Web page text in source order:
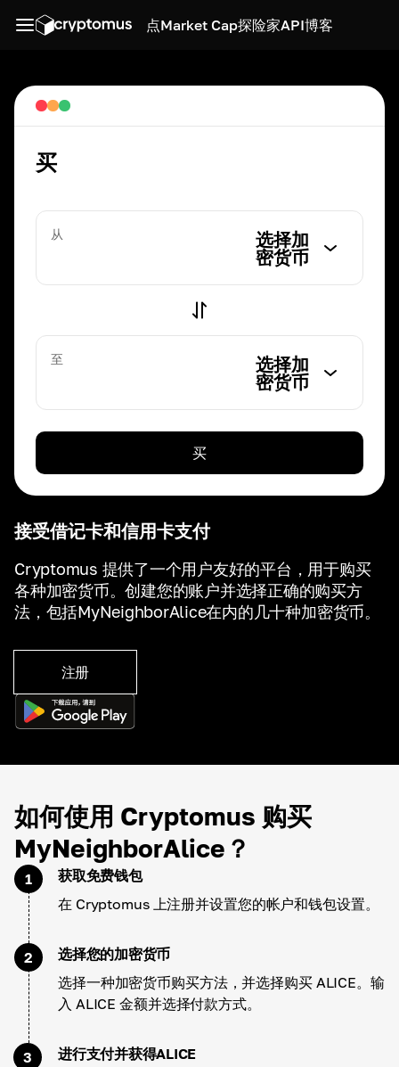
点Market Cap探险家API博客
接受借记卡和信用卡支付
Cryptomus 提供了一个用户友好的平台，用于购买
各种加密货币。创建您的账户并选择正确的购买方
法，包括MyNeighborAlice在内的几十种加密货币。
注册
买
从
选择加
密货币
至
选择加
密货币
买
如何使用 Cryptomus 购买
MyNeighborAlice？
1
获取免费钱包
在 Cryptomus 上注册并设置您的帐户和钱包设置。
2
选择您的加密货币
选择一种加密货币购买方法，并选择购买 ALICE。输
入 ALICE 金额并选择付款方式。
3
进行支付并获得ALICE